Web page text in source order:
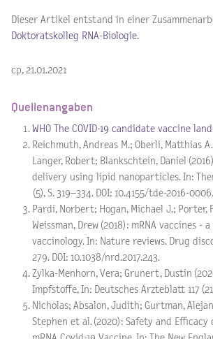
Dieser Artikel entstand in einer
Doktoratskolleg RNA-Biologie.
cp, 21.01.2021
Quellenangaben
WHO The COVID-19 candidate vaccine
Reichmuth, Andreas M.; Oberli, Matthias
Langer, Robert; Blankschtein, Daniel
delivery using lipid nanoparticles. In:
(5), S. 319–334. DOI: 10.4155/tde-2016-0006.
Pardi, Norbert; Hogan, Michael J.; Porter,
Weissman, Drew (2018): mRNA vaccines -
vaccinology. In: Nature reviews. Drug
279. DOI: 10.1038/nrd.2017.243.
Zylka-Menhorn, Vera; Grunert, Dustin
Impfstoffe, In: Deutsches Ärzteblatt 117 (21)
Nicholas; Absalon, Judith; Gurtman,
Stephen et al. (2020): Safety and Efficacy